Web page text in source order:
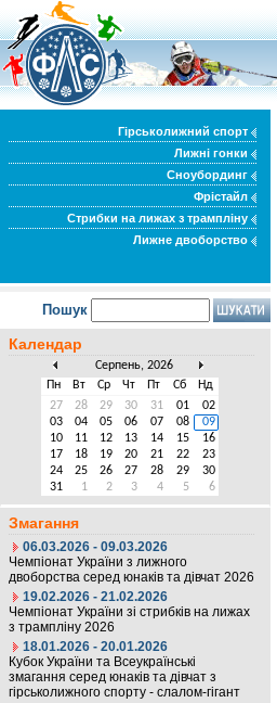
Гірськолижний спорт
Лижні гонки
Сноубординг
Фрістайл
Стрибки на лижах з трампліну
Лижне двоборство
Пошук
Календар
Серпень, 2026
Пн
Вт Ср Чт Пт Сб
Нд
27
28 29 30 31 01
02
03
04 05 06 07 08
09
10
11 12 13 14 15
16
17
18 19 20 21 22
23
24
25 26 27 28 29
30
31
1 2 3 4 5 6
Змагання
06.03.2026 - 09.03.2026
Чемпіонат України з лижного
двоборства серед юнаків та дівчат 2026
19.02.2026 - 21.02.2026
Чемпіонат України зі стрибків на лижах
з трампліну 2026
18.01.2026 - 20.01.2026
Кубок України та Всеукраїнські
змагання серед юнаків та дівчат з
гірськолижного спорту - слалом-гігант